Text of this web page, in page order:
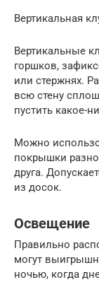
Вертикальная
Вертикальные
горшков,
или стержнях.
всю стену
пустить какое-
Можно
покрышки
друга.
из досок.
Освещение
Правильно
могут
ночью, когда